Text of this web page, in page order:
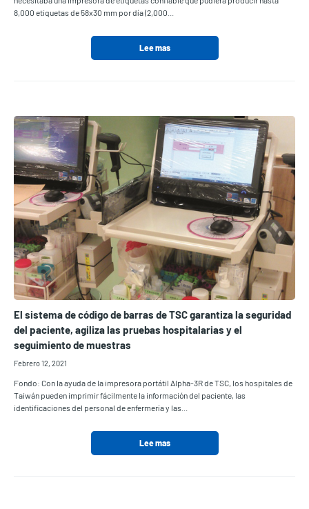
8,000 etiquetas de 58x30 mm por día (2,000...
Lee mas
El sistema de código de barras de TSC garantiza la seguridad
del paciente, agiliza las pruebas hospitalarias y el
seguimiento de muestras
Febrero 12, 2021
Fondo: Con la ayuda de la impresora portátil Alpha-3R de TSC, los hospitales de
Taiwán pueden imprimir fácilmente la información del paciente, las
identificaciones del personal de enfermería y las...
Lee mas